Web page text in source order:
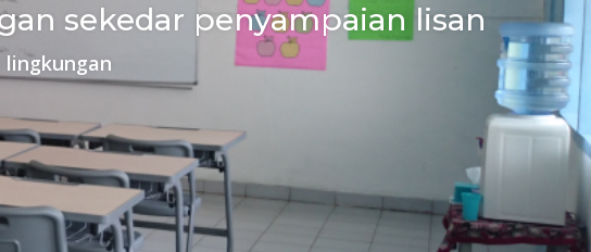
sekedar penyampaian lisan